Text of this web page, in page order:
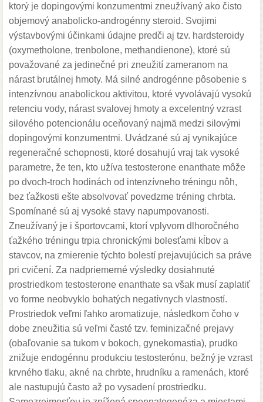
ktorý je dopingovými konzumentmi zneužívaný ako čisto
objemový anabolicko-androgénny steroid. Svojimi
výstavbovými účinkami údajne predči aj tzv. hardsteroidy
(oxymetholone, trenbolone, methandienone), ktoré sú
považované za jedinečné pri zneužití zameranom na
nárast brutálnej hmoty. Má silné androgénne pôsobenie s
intenzívnou anabolickou aktivitou, ktoré vyvolávajú vysokú
retenciu vody, nárast svalovej hmoty a excelentný vzrast
silového potencionálu oceňovaný najmä medzi silovými
dopingovými konzumentmi. Uvádzané sú aj vynikajúce
regeneračné schopnosti, ktoré dosahujú vraj tak vysoké
parametre, že ten, kto užíva testosterone enanthate môže
po dvoch-troch hodinách od intenzívneho tréningu nôh,
bez ťažkosti ešte absolvovať povedzme tréning chrbta.
Spomínané sú aj vysoké stavy napumpovanosti.
Zneužívaný je i športovcami, ktorí vplyvom dlhoročného
ťažkého tréningu trpia chronickými bolesťami kĺbov a
stavcov, na zmierenie týchto bolestí prejavujúcich sa práve
pri cvičení. Za nadpriemerné výsledky dosiahnuté
prostriedkom testosterone enanthate sa však musí zaplatiť
vo forme neobvyklo bohatých negatívnych vlastností.
Prostriedok veľmi ľahko aromatizuje, následkom čoho v
dobe zneužitia sú veľmi časté tzv. feminizačné prejavy
(obaľovanie sa tukom v bokoch, gynekomastia), prudko
znižuje endogénnu produkciu testosterónu, bežný je vzrast
krvného tlaku, akné na chrbte, hrudníku a ramenách, ktoré
ale nastupujú často až po vysadení prostriedku.